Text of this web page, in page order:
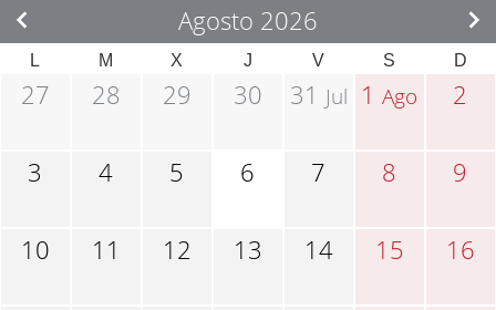
Agosto 2026
L M X J V S D
27 28 29 30 31 Jul 1Ago 2
3 4 5 6 7 8 9
10 11 12 13 14 15 16